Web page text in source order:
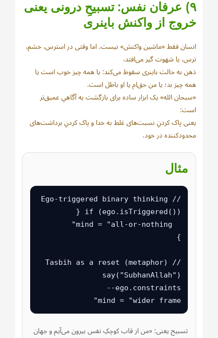
۹) عرفان نفس: تسبیحِ درونی یعنی
خروج از واکنش باینری
انسان فقط «ماشین واکنش» نیست. اما وقتی در استرس، خشم،
ترس، یا شهوت گیر می‌افتد،
ذهن به حالت باینری سقوط می‌کند: یا همه چیز خوب است یا
همه چیز بد؛ یا من حق‌ام یا او باطل است.
«سبحان الله» یک ابزار ساده برای بازگشت به آگاهیِ عمیق‌تر
است:
یعنی پاک کردنِ نسبت‌های غلط به خدا و پاک کردنِ برداشت‌های
محدودکننده در خود.
مثال
mind = "wider frame"
تسبیح یعنی: «من از قاب کوچکِ نفس بیرون می‌آیم و جهان